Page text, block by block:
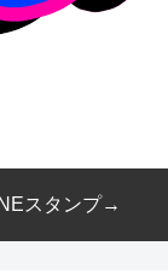
スタンプ→